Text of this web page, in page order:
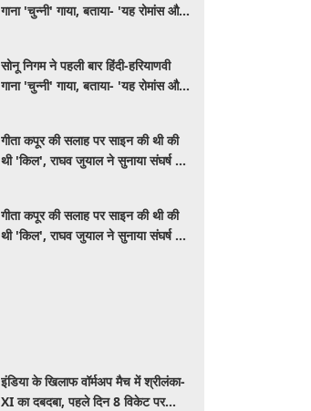
गाना 'चुन्नी' गाया, बताया- 'यह रोमांस और
सोनू निगम ने पहली बार हिंदी-हरियाणवी
गाना 'चुन्नी' गाया, बताया- 'यह रोमांस और
गीता कपूर की सलाह पर साइन की थी की
थी 'किल', राघव जुयाल ने सुनाया संघर्ष से
गीता कपूर की सलाह पर साइन की थी की
थी 'किल', राघव जुयाल ने सुनाया संघर्ष से
इंडिया के खिलाफ वॉर्मअप मैच में श्रीलंका-
XI का दबदबा, पहले दिन 8 विकेट पर